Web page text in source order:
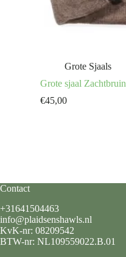
Grote Sjaals
Grote sjaal Zachtbruin
€45,00
Contact
+31641504463
info@plaidsenshawls.nl
KvK-nr: 08209542
BTW-nr: NL109559022.B.01